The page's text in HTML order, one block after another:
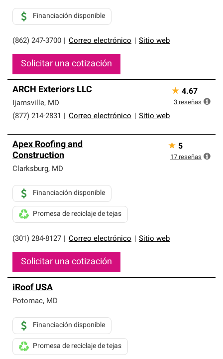
(862) 247-3700 Correo electrónico Sitio web
Financiación disponible
Solicitar una cotización
ARCH Exteriors LLC
Ijamsville, MD
(877) 214-2831
Correo electrónico Sitio web
★ 4.67
3 reseñas
Apex Roofing and
Construction
Clarksburg, MD
(301) 284-8127 Correo electrónico Sitio web
Financiación disponible
Promesa de reciclaje de tejas
Solicitar una cotización
★ 5
17 reseñas
iRoof USA
Potomac, MD
Financiación disponible
Promesa de reciclaje de tejas